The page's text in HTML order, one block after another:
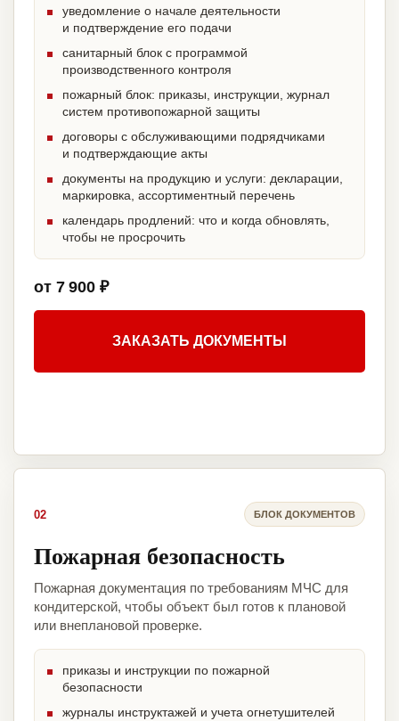
уведомление о начале деятельности
и подтверждение его подачи
санитарный блок с программой
производственного контроля
пожарный блок: приказы, инструкции, журнал
систем противопожарной защиты
договоры с обслуживающими подрядчиками
и подтверждающие акты
документы на продукцию и услуги: декларации,
маркировка, ассортиментный перечень
календарь продлений: что и когда обновлять,
чтобы не просрочить
от 7 900 ₽
ЗАКАЗАТЬ ДОКУМЕНТЫ
02 БЛОК ДОКУМЕНТОВ
Пожарная безопасность
Пожарная документация по требованиям МЧС для
кондитерской, чтобы объект был готов к плановой
или внеплановой проверке.
приказы и инструкции по пожарной
безопасности
журналы инструктажей и учета огнетушителей